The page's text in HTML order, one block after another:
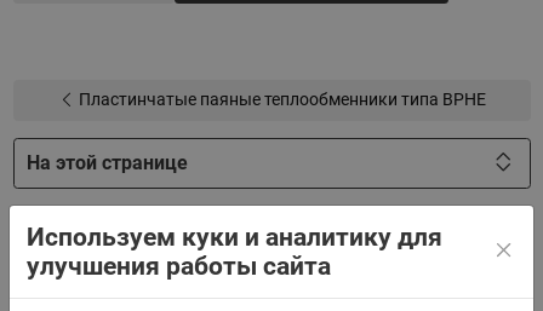
растворы
Пластинчатые паяные теплообменники типа BPHE
На этой странице
Фильтры
Документация
Используем куки и аналитику для
улучшения работы сайта